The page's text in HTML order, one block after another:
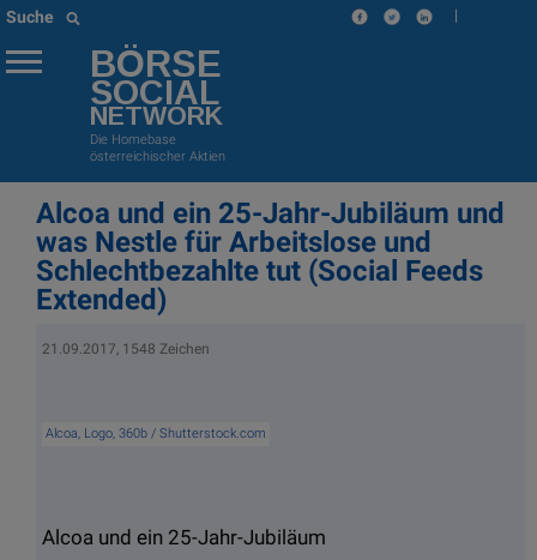
Suche |
BÖRSE
SOCIAL
NETWORK
Die Homebase
österreichischer Aktien
Alcoa und ein 25-Jahr-Jubiläum und
was Nestle für Arbeitslose und
Schlechtbezahlte tut (Social Feeds
Extended)
21.09.2017, 1548 Zeichen
Alcoa, Logo, 360b / Shutterstock.com
Alcoa und ein 25-Jahr-Jubiläum